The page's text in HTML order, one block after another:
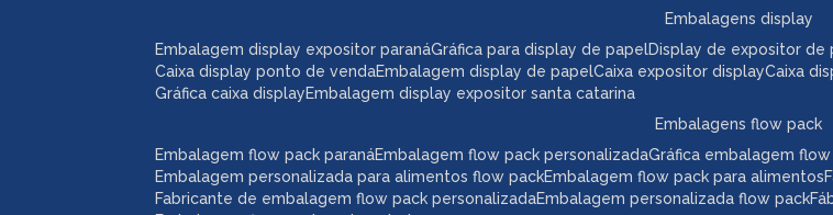
embalagens display
gráfica para display de papel
display de expositor de
embalagem display de papel
caixa expositor display caixa
caixa display ponto de venda
gráfica caixa display embalagem display expositor santa catarina
embalagem display expositor paraná
embalagens flow pack
embalagem flow pack personalizada
gráfica embalagem
embalagem flow pack para alimentos
embalagem personalizada flow pack
fabricante de embalagem flow pack personalizada
embalagem personalizada para alimentos flow pack
embalagem flow pack paraná